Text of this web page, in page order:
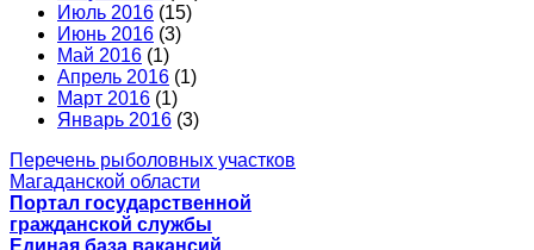
Июль 2016 (15)
Июнь 2016 (3)
Май 2016 (1)
Апрель 2016 (1)
Март 2016 (1)
Январь 2016 (3)
Перечень рыболовных участков
Магаданской области
Портал государственной
гражданской службы
Единая база вакансий